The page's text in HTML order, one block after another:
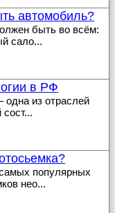
автомобиль?
быть во всём:
сало...
в РФ
одна из отраслей
сост...
популярных
нео...